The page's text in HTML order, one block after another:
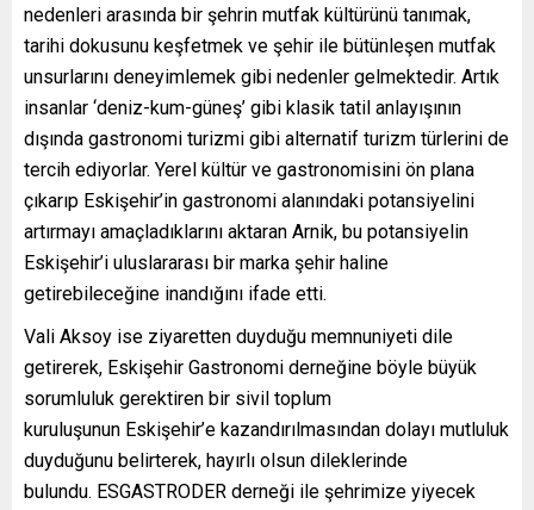
nedenleri arasında bir şehrin mutfak kültürünü tanımak,
tarihi dokusunu keşfetmek ve şehir ile bütünleşen mutfak
unsurlarını deneyimlemek gibi nedenler gelmektedir. Artık
insanlar ‘deniz-kum-güneş’ gibi klasik tatil anlayışının
dışında gastronomi turizmi gibi alternatif turizm türlerini de
tercih ediyorlar. Yerel kültür ve gastronomisini ön plana
çıkarıp Eskişehir’in gastronomi alanındaki potansiyelini
artırmayı amaçladıklarını aktaran Arnik, bu potansiyelin
Eskişehir’i uluslararası bir marka şehir haline
getirebileceğine inandığını ifade etti.
Vali Aksoy ise ziyaretten duyduğu memnuniyeti dile
getirerek, Eskişehir Gastronomi derneğine böyle büyük
sorumluluk gerektiren bir sivil toplum
kuruluşunun Eskişehir’e kazandırılmasından dolayı mutluluk
duyduğunu belirterek, hayırlı olsun dileklerinde
bulundu. ESGASTRODER derneği ile şehrimize yiyecek